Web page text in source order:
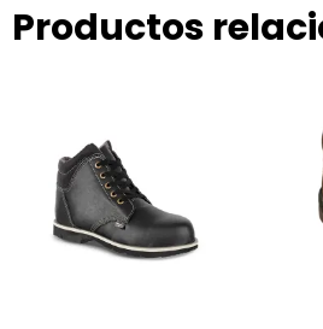
Productos
tiene
múltiples
variantes.